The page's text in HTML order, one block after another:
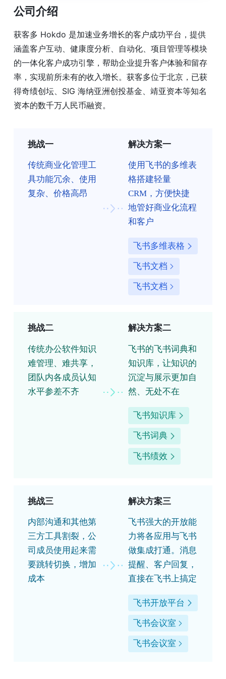
公司介绍
获客多 Hokdo 是加速业务增长的客户成功平台，提供
涵盖客户互动、健康度分析、自动化、项目管理等模块
的一体化客户成功引擎，帮助企业提升客户体验和留存
率，实现前所未有的收入增长。获客多位于北京，已获
得奇绩创坛、SIG 海纳亚洲创投基金、靖亚资本等知名
资本的数千万人民币融资。
挑战一
传统商业化管理工
具功能冗余、使用
复杂、价格高昂
解决方案一
使用飞书的多维表
格搭建轻量
CRM，方便快捷
地管好商业化流程
和客户
飞书多维表格
飞书文档
飞书文档
挑战二
传统办公软件知识
难管理、难共享，
团队内各成员认知
水平参差不齐
解决方案二
飞书的飞书词典和
知识库，让知识的
沉淀与展示更加自
然、无处不在
飞书知识库
飞书词典
飞书绩效
挑战三
内部沟通和其他第
三方工具割裂，公
司成员使用起来需
要跳转切换，增加
成本
解决方案三
飞书强大的开放能
力将各应用与飞书
做集成打通。消息
提醒、客户回复，
直接在飞书上搞定
飞书开放平台
飞书会议室
飞书会议室